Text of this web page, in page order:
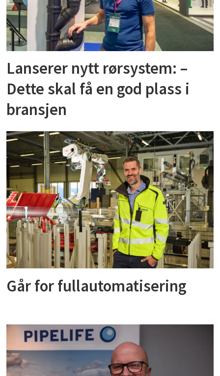
Lanserer nytt rørsystem: –
Dette skal få en god plass i
bransjen
Går for fullautomatisering